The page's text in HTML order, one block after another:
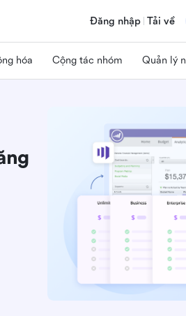
Đăng nhập Tải về
hóa Cộng tác nhóm Quản lý